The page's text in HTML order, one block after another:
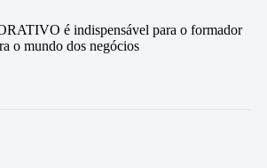
é indispensável para o formador
o mundo dos negócios